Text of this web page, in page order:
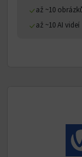
až ~10
až ~10 AI videí